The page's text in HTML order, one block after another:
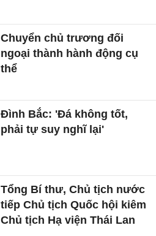
Chuyển chủ trương đối
ngoại thành hành động cụ
thể
Đình Bắc: 'Đá không tốt,
phải tự suy nghĩ lại'
Tổng Bí thư, Chủ tịch nước
tiếp Chủ tịch Quốc hội kiêm
Chủ tịch Hạ viện Thái Lan